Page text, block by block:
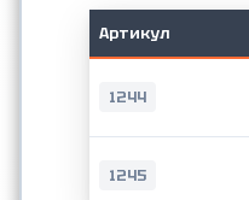
Артикул
1244
1245